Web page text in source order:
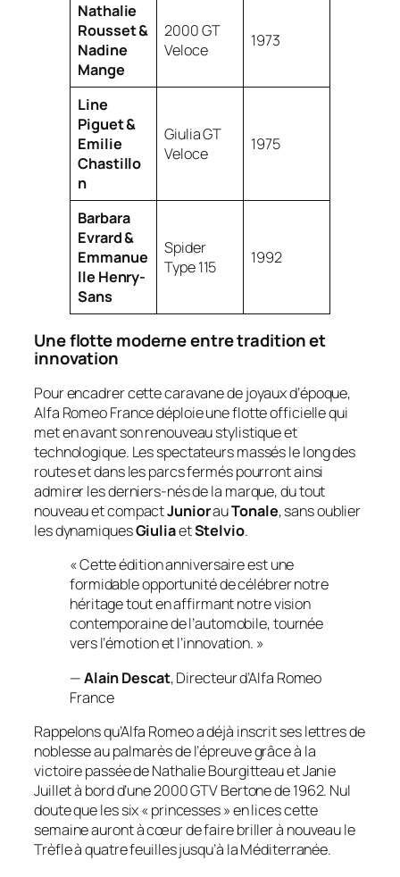
Nathalie
Rousset &
Nadine
Mange
2000 GT
Veloce
1973
Line
Piguet &
Emilie
Chastillo
n
Giulia GT
Veloce
1975
Barbara
Evrard &
Emmanue
lle Henry-
Sans
Spider
Type 115
1992
Une flotte moderne entre tradition et
innovation
Pour encadrer cette caravane de joyaux d’époque,
Alfa Romeo France déploie une flotte officielle qui
met en avant son renouveau stylistique et
technologique. Les spectateurs massés le long des
routes et dans les parcs fermés pourront ainsi
admirer les derniers-nés de la marque, du tout
nouveau et compactJuniorauTonale, sans oublier
les dynamiquesGiuliaetStelvio.
« Cette édition anniversaire est une
formidable opportunité de célébrer notre
héritage tout en affirmant notre vision
contemporaine de l’automobile, tournée
vers l’émotion et l’innovation. »
—Alain Descat, Directeur d’Alfa Romeo
France
Rappelons qu’Alfa Romeo a déjà inscrit ses lettres de
noblesse au palmarès de l’épreuve grâce à la
victoire passée de Nathalie Bourgitteau et Janie
Juillet à bord d’une 2000 GTV Bertone de 1962. Nul
doute que les six « princesses » en lices cette
semaine auront à cœur de faire briller à nouveau le
Trèfle à quatre feuilles jusqu’à la Méditerranée.